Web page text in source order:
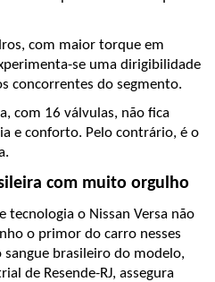
com maior torque em
se uma dirigibilidade
concorrentes do segmento.
com 16 válvulas, não fica
e conforto. Pelo contrário, é o
com muito orgulho
tecnologia o Nissan Versa não
o primor do carro nesses
brasileiro do modelo,
de Resende-RJ, assegura